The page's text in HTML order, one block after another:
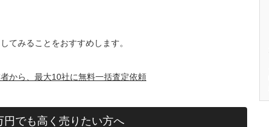
てみることをおすすめします。
から、最大10社に無料一括査定依頼
でも高く売りたい方へ